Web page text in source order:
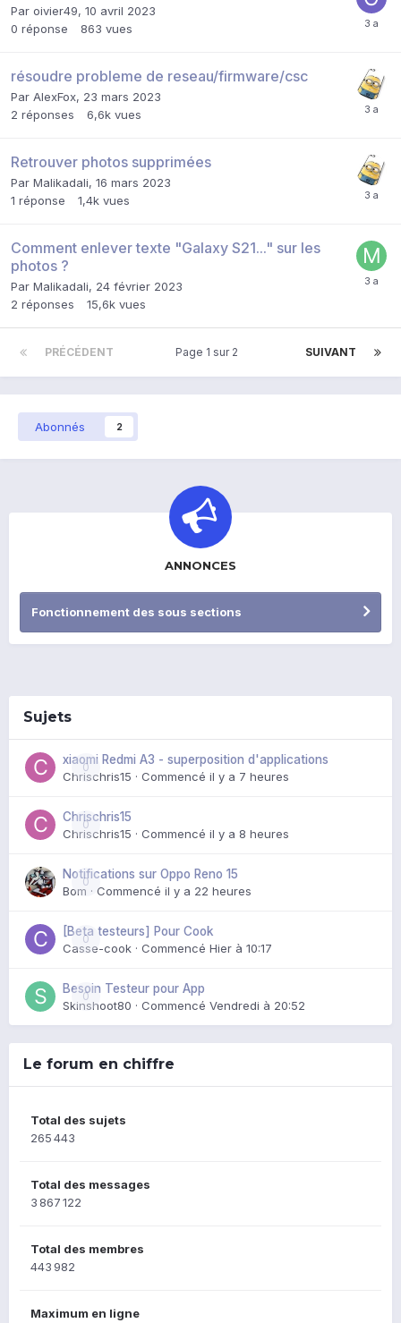
Par oivier49, 10 avril 2023
0 réponse 863 vues
résoudre probleme de reseau/firmware/csc
Par AlexFox, 23 mars 2023
2 réponses 6,6k vues
Retrouver photos supprimées
Par Malikadali, 16 mars 2023
1 réponse 1,4k vues
Comment enlever texte "Galaxy S21..." sur les
photos ?
Par Malikadali, 24 février 2023
2 réponses 15,6k vues
PRÉCÉDENT SUIVANT
Page 1 sur 2
Abonnés 2
ANNONCES
Fonctionnement des sous sections
Sujets
0
xiaomi Redmi A3 - superposition d'applications
Chrischris15 · Commencé il y a 7 heures
0
Chrischris15
Chrischris15 · Commencé il y a 8 heures
0
Notifications sur Oppo Reno 15
Bom · Commencé il y a 22 heures
0
[Beta testeurs] Pour Cook
Casse-cook · Commencé Hier à 10:17
0
Besoin Testeur pour App
Skinshoot80 · Commencé Vendredi à 20:52
Le forum en chiffre
Total des sujets
265 443
Total des messages
3 867 122
Total des membres
443 982
Maximum en ligne